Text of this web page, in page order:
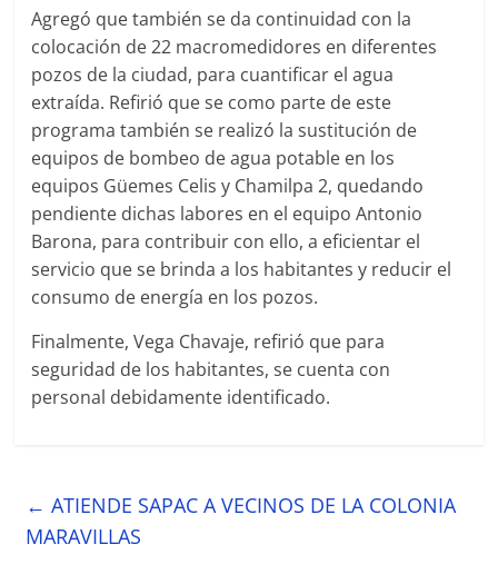
Agregó que también se da continuidad con la
colocación de 22 macromedidores en diferentes
pozos de la ciudad, para cuantificar el agua
extraída. Refirió que se como parte de este
programa también se realizó la sustitución de
equipos de bombeo de agua potable en los
equipos Güemes Celis y Chamilpa 2, quedando
pendiente dichas labores en el equipo Antonio
Barona, para contribuir con ello, a eficientar el
servicio que se brinda a los habitantes y reducir el
consumo de energía en los pozos.
Finalmente, Vega Chavaje, refirió que para
seguridad de los habitantes, se cuenta con
personal debidamente identificado.
← ATIENDE SAPAC A VECINOS DE LA COLONIA
MARAVILLAS